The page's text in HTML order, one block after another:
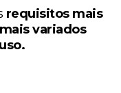
requisitos mais
variados